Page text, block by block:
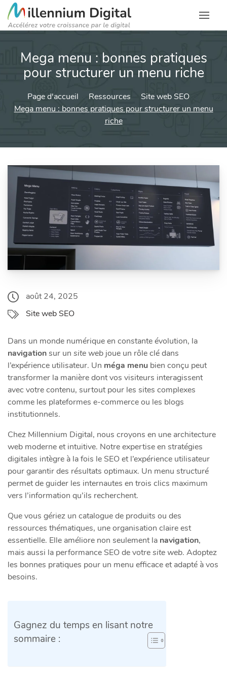
Mega menu : bonnes pratiques
pour structurer un menu riche
Page d'accueil Ressources
Site web SEO
Mega menu : bonnes pratiques pour structurer un menu
riche
août 24, 2025
Site web SEO
Dans un monde numérique en constante évolution, la
navigationsur un site web joue un rôle clé dans
l’expérience utilisateur. Un méga menu bien conçu peut
transformer la manière dont vos visiteurs interagissent
avec votre contenu, surtout pour les sites complexes
comme les plateformes e-commerce ou les blogs
institutionnels.
Chez Millennium Digital, nous croyons en une architecture
web moderne et intuitive. Notre expertise en stratégies
digitales intègre à la fois le SEO et l’expérience utilisateur
pour garantir des résultats optimaux. Un menu structuré
permet de guider les internautes en trois clics maximum
vers l’information qu’ils recherchent.
Que vous gériez un catalogue de produits ou des
ressources thématiques, une organisation claire est
essentielle. Elle améliore non seulement la navigation,
mais aussi la performance SEO de votresite web. Adoptez
les bonnes pratiques pour un menu efficace et adapté à vos
besoins.
Gagnez du temps en lisant notre
sommaire :